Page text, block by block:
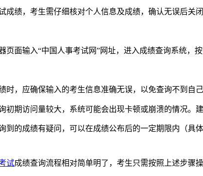
绩，考生需仔细核对个人信息及成绩，确认无误后关闭
面输入“中国人事考试网”网址，进入成绩查询系统，按
，应确保输入的考生信息准确无误，以免查询不到自己
期访问量较大，系统可能会出现卡顿或崩溃的情况。建
的成绩有疑问，可以在成绩公布后的一定期限内（具
试成绩查询流程相对简单明了，考生只需按照上述步骤